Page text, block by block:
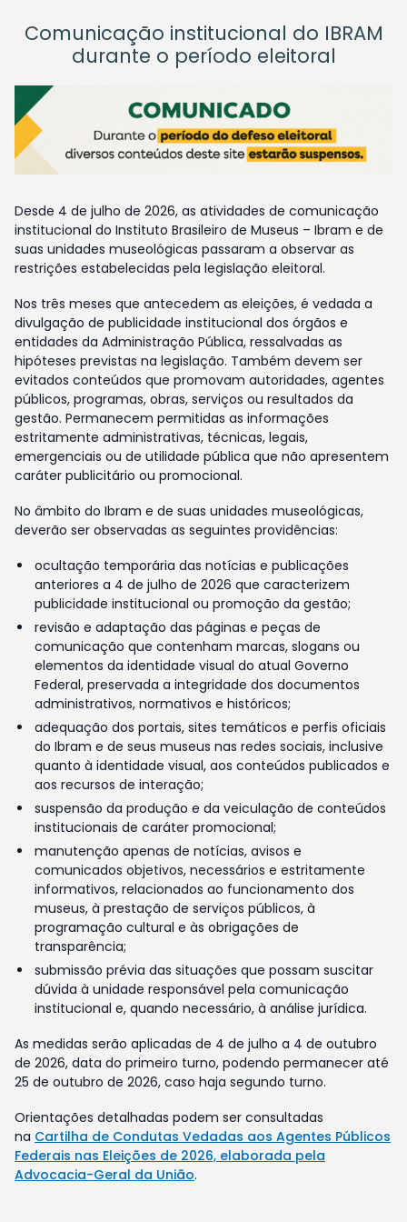
Comunicação institucional do IBRAM
durante o período eleitoral
Desde 4 de julho de 2026, as atividades de comunicação
institucional do Instituto Brasileiro de Museus – Ibram e de
suas unidades museológicas passaram a observar as
restrições estabelecidas pela legislação eleitoral.
Nos três meses que antecedem as eleições, é vedada a
divulgação de publicidade institucional dos órgãos e
entidades da Administração Pública, ressalvadas as
hipóteses previstas na legislação. Também devem ser
evitados conteúdos que promovam autoridades, agentes
públicos, programas, obras, serviços ou resultados da
gestão. Permanecem permitidas as informações
estritamente administrativas, técnicas, legais,
emergenciais ou de utilidade pública que não apresentem
caráter publicitário ou promocional.
No âmbito do Ibram e de suas unidades museológicas,
deverão ser observadas as seguintes providências:
ocultação temporária das notícias e publicações
anteriores a 4 de julho de 2026 que caracterizem
publicidade institucional ou promoção da gestão;
revisão e adaptação das páginas e peças de
comunicação que contenham marcas, slogans ou
elementos da identidade visual do atual Governo
Federal, preservada a integridade dos documentos
administrativos, normativos e históricos;
adequação dos portais, sites temáticos e perfis oficiais
do Ibram e de seus museus nas redes sociais, inclusive
quanto à identidade visual, aos conteúdos publicados e
aos recursos de interação;
suspensão da produção e da veiculação de conteúdos
institucionais de caráter promocional;
manutenção apenas de notícias, avisos e
comunicados objetivos, necessários e estritamente
informativos, relacionados ao funcionamento dos
museus, à prestação de serviços públicos, à
programação cultural e às obrigações de
transparência;
submissão prévia das situações que possam suscitar
dúvida à unidade responsável pela comunicação
institucional e, quando necessário, à análise jurídica.
As medidas serão aplicadas de 4 de julho a 4 de outubro
de 2026, data do primeiro turno, podendo permanecer até
25 de outubro de 2026, caso haja segundo turno.
Orientações detalhadas podem ser consultadas
na Cartilha de Condutas Vedadas aos Agentes Públicos
Federais nas Eleições de 2026, elaborada pela
Advocacia-Geral da União.